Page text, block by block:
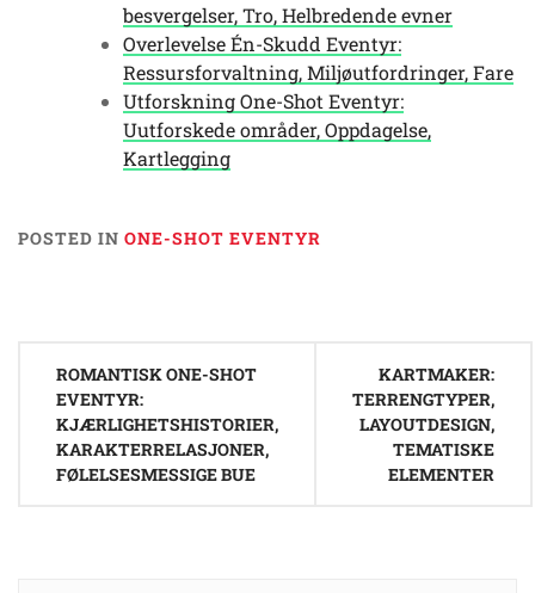
besvergelser, Tro, Helbredende evner
Overlevelse Én-Skudd Eventyr:
Ressursforvaltning, Miljøutfordringer, Fare
Utforskning One-Shot Eventyr:
Uutforskede områder, Oppdagelse,
Kartlegging
POSTED IN ONE-SHOT EVENTYR
navigation
ROMANTISK ONE-SHOT
EVENTYR:
KJÆRLIGHETSHISTORIER,
KARAKTERRELASJONER,
FØLELSESMESSIGE BUE
KARTMAKER:
TERRENGTYPER,
LAYOUTDESIGN,
TEMATISKE
ELEMENTER